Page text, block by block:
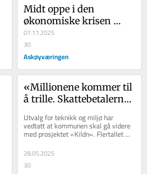
Midt oppe i den
økonomiske krisen
finner de styrende
partier på å bevare
gamle Askøyhallen
07.11.2025
30
Askøyværingen
«Millionene kommer til
å trille. Skattebetalernes
Utvalg for teknikk og miljø har
vedtatt at kommunen skal gå videre
med prosjektet «Kildn». Flertallet
bestod av Frp, Høyre og IV-partiet.
SV var...
28.05.2025
30